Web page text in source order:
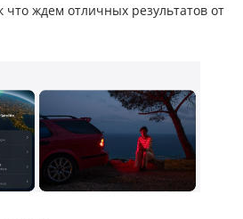
что ждем отличных результатов от